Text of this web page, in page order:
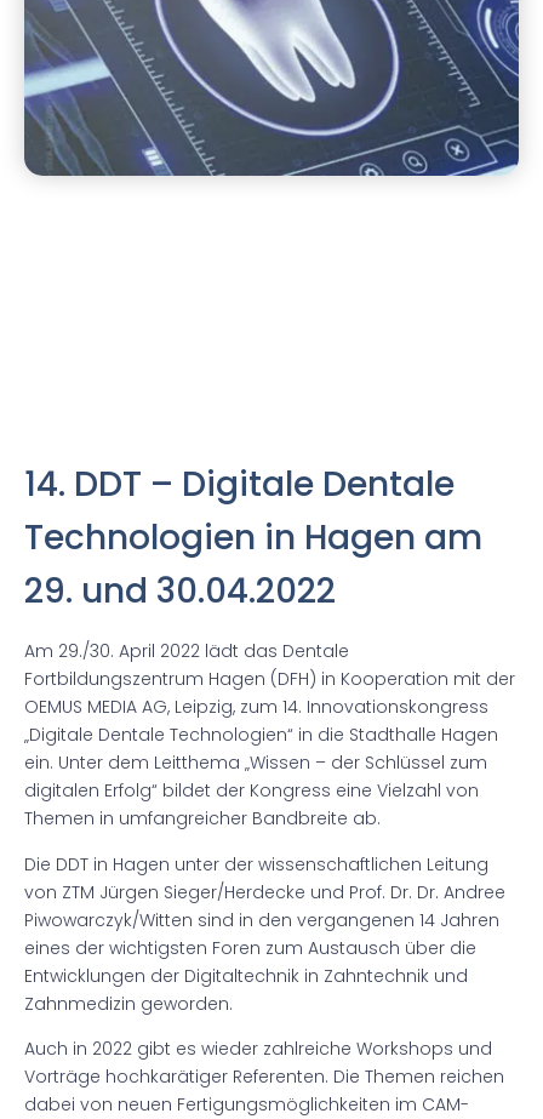
14. DDT – Digitale Dentale
Technologien in Hagen am
29. und 30.04.2022
Am 29./30. April 2022 lädt das Dentale
Fortbildungszentrum Hagen (DFH) in Kooperation mit der
OEMUS MEDIA AG, Leipzig, zum 14. Innovationskongress
„Digitale Dentale Technologien“ in die Stadthalle Hagen
ein. Unter dem Leitthema „Wissen – der Schlüssel zum
digitalen Erfolg“ bildet der Kongress eine Vielzahl von
Themen in umfangreicher Bandbreite ab.
Die DDT in Hagen unter der wissenschaftlichen Leitung
von ZTM Jürgen Sieger/Herdecke und Prof. Dr. Dr. Andree
Piwowarczyk/Witten sind in den vergangenen 14 Jahren
eines der wichtigsten Foren zum Austausch über die
Entwicklungen der Digitaltechnik in Zahntechnik und
Zahnmedizin geworden.
Auch in 2022 gibt es wieder zahlreiche Workshops und
Vorträge hochkarätiger Referenten. Die Themen reichen
dabei von neuen Fertigungsmöglichkeiten im CAM-